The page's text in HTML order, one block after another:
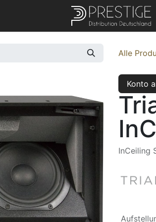
Alle
Konto
InCeiling